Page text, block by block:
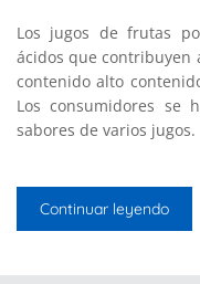
Los jugos de frutas
ácidos que contribuyen
contenido alto
Los consumidores se
sabores de varios jugos.
Continuar leyendo